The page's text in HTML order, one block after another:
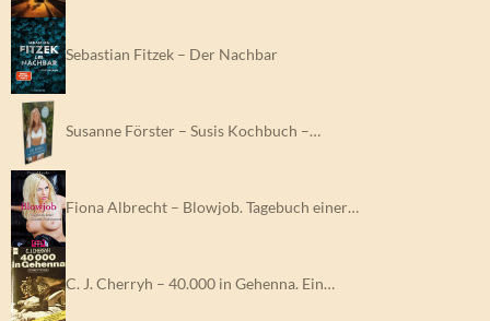
Sebastian Fitzek – Der Nachbar
Susanne Förster – Susis Kochbuch –…
Fiona Albrecht – Blowjob. Tagebuch einer…
C. J. Cherryh – 40.000 in Gehenna. Ein…